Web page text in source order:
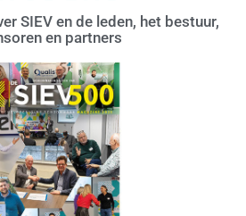
SIEV en de leden, het bestuur,
en partners